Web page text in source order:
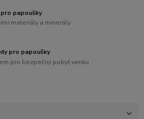
papoušky
materiály a minerály
pro papoušky
pro bezpečný pobyt venku